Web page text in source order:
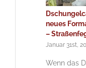
neues
–
Januar 31st,
Wenn das